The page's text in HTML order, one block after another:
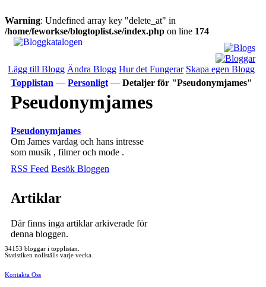
Warning: Undefined array key "delete_at" in
/home/feworkse/blogtoplist.se/index.php on line 174
Lägg till Blogg Ändra Blogg Hur det Fungerar Skapa egen Blogg
Topplistan — Personligt — Detaljer för "Pseudonymjames"
Pseudonymjames
Pseudonymjames
Om James vardag och hans intresse
som musik , filmer och mode .
RSS Feed Besök Bloggen
Artiklar
Där finns inga artiklar arkiverade för
denna bloggen.
34153 bloggar i topplistan.
Statistiken nollställs varje vecka.
Kontakta Oss